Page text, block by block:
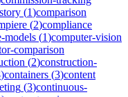
(1)comparison
(2)compliance
models (1)computer-vision
comparison
(2)construction-
)containers (3)content
(3)continuous-